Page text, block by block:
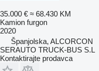
35.000 € ≈ 68.430 KM
Kamion furgon
2020
Španjolska, ALCORCON
SERAUTO TRUCK-BUS S.L
Kontaktirajte prodavca